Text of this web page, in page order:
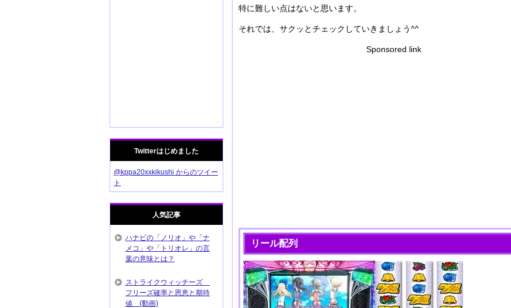
特に難しい点はないと思います。
それでは、サクッとチェックしていきましょう^^
Sponsored link
リール配列
Twitterはじめました
@kppa20xxkikushi からのツイー
ト
人気記事
ハナビの「ノリオ」や「ナ
メコ」や「トリオレ」の言
葉の意味とは？
ストライクウィッチーズ
フリーズ確率と恩恵と期待
値 (動画)